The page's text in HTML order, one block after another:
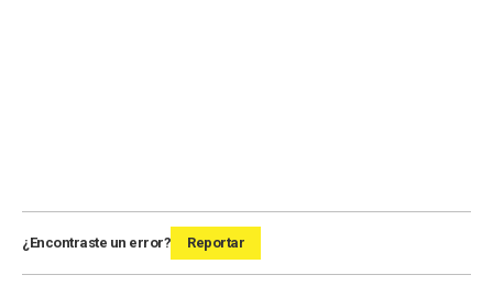
¿Encontraste un error? Reportar